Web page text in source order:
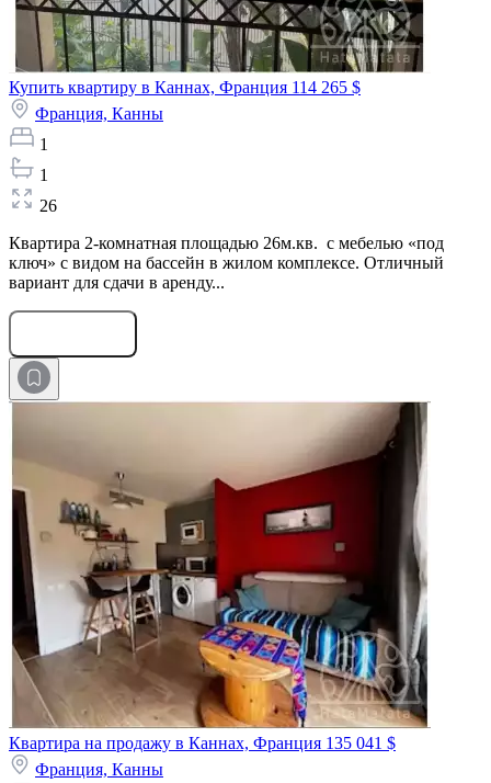
Купить квартиру в Каннах, Франция 114 265 $
Франция, Канны
1
1
26
Квартира 2-комнатная площадью 26м.кв. с мебелью «под
ключ» с видом на бассейн в жилом комплексе. Отличный
вариант для сдачи в аренду...
Квартира на продажу в Каннах, Франция 135 041 $
Франция, Канны